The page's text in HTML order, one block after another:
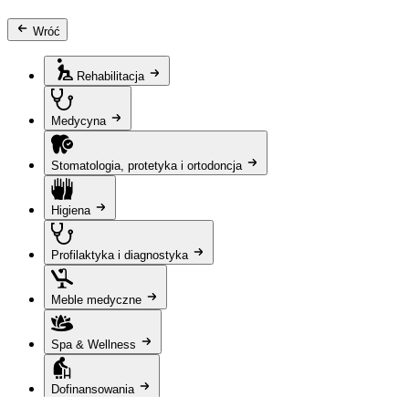
Wróć
Rehabilitacja
Medycyna
Stomatologia, protetyka i ortodoncja
Higiena
Profilaktyka i diagnostyka
Meble medyczne
Spa & Wellness
Dofinansowania